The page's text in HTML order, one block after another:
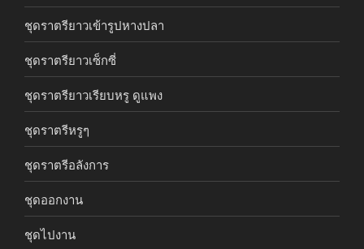
ชุดราตรียาวเข้ารูปหางปลา
ชุดราตรียาวเซ็กซี่
ชุดราตรียาวเรียบหรู ดูแพง
ชุดราตรีหรูๆ
ชุดราตรีอลังการ
ชุดออกงาน
ชุดไปงาน